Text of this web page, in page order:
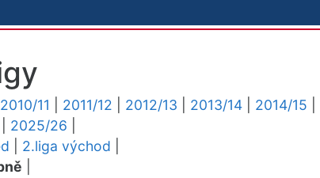
2010/11 2011/12 2012/13 2013/14 2014/15
2025/26
2.liga východ